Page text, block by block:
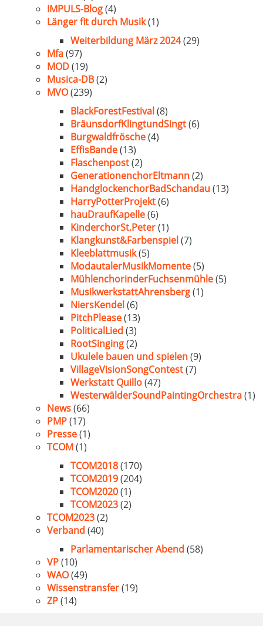
IMPULS-Blog(4)
Länger fit durch Musik(1)
Weiterbildung März 2024(29)
Mfa(97)
MOD(19)
Musica-DB(2)
MVO(239)
BlackForestFestival(8)
BräunsdorfKlingtundSingt(6)
Burgwaldfrösche(4)
EffisBande(13)
Flaschenpost(2)
GenerationenchorEltmann(2)
HandglockenchorBadSchandau(13)
HarryPotterProjekt(6)
hauDraufKapelle(6)
KinderchorSt.Peter(1)
Klangkunst&Farbenspiel(7)
Kleeblattmusik(5)
ModautalerMusikMomente(5)
MühlenchorinderFuchsenmühle(5)
MusikwerkstattAhrensberg(1)
NiersKendel(6)
PitchPlease(13)
PoliticalLied (3)
RootSinging(2)
Ukulele bauen und spielen(9)
VillageVisionSongContest(7)
Werkstatt Quillo(47)
WesterwälderSoundPaintingOrchestra(1)
News(66)
PMP(17)
Presse(1)
TCOM(1)
TCOM2018(170)
TCOM2019(204)
TCOM2020(1)
TCOM2023(2)
TCOM2023(2)
Verband (40)
Parlamentarischer Abend (58)
VP(10)
WAO(49)
Wissenstransfer(19)
ZP(14)